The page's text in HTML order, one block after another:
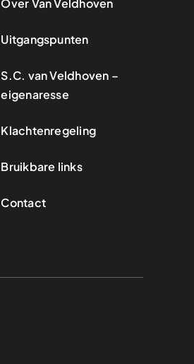
Over Van Veldhoven
Uitgangspunten
S.C. van Veldhoven –
eigenaresse
Klachtenregeling
Bruikbare links
Contact